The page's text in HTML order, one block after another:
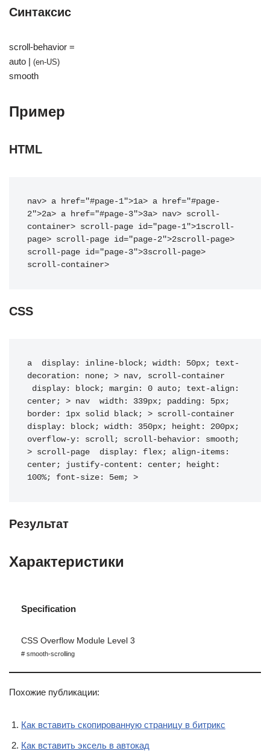
Синтаксис
scroll-behavior =
auto | (en-US)
smooth
Пример
HTML
nav> a href="#page-1">1a> a href="#page-
2">2a> a href="#page-3">3a> nav> scroll-
container> scroll-page id="page-1">1scroll-
page> scroll-page id="page-2">2scroll-page>
scroll-page id="page-3">3scroll-page>
scroll-container>
CSS
a display : inline-block; width : 50px;
text-
decoration : none; > nav, scroll-container
display : block; margin : 0 auto; text-align :
center; > nav width : 339px; padding : 5px;
border : 1px solid black; > scroll-container
display : block; width : 350px; height : 200px;
overflow-y : scroll; scroll-behavior : smooth;
> scroll-page display : flex; align-items :
center; justify-content : center; height :
100%; font-size : 5em; >
Результат
Характеристики
Specification
CSS Overflow Module Level 3
# smooth-scrolling
Похожие публикации:
Как вставить скопированную страницу в битрикс
Как вставить эксель в автокад